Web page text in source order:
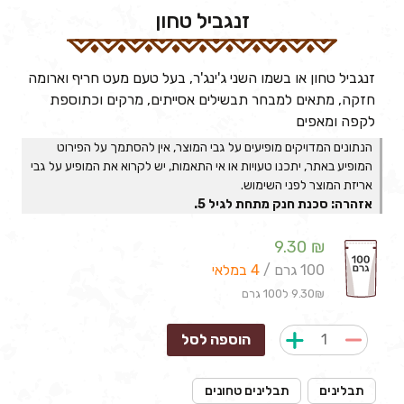
זנגביל טחון
זנגביל טחון או בשמו השני ג'ינג'ר, בעל טעם מעט חריף וארומה
חזקה, מתאים למבחר תבשילים אסייתים, מרקים וכתוספת
לקפה ומאפים
הנתונים המדויקים מופיעים על גבי המוצר, אין להסתמך על הפירוט
המופיע באתר, יתכנו טעויות או אי התאמות, יש לקרוא את המופיע על גבי
אריזת המוצר לפני השימוש.
אזהרה: סכנת חנק מתחת לגיל 5.
9.30 ₪
100 גרם / 4 במלאי
9.30₪ ל100 גרם
הוספה לסל
תבלינים תבלינים טחונים